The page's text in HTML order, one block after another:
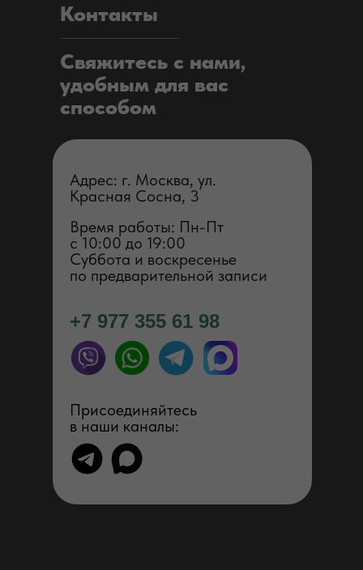
Контакты
Свяжитесь с нами,
удобным для вас
способом
Адрес: г. Москва, ул.
Красная Сосна, 3
+7 977 355 61 98
Время работы: Пн-Пт
с 1 0:00 до 19:00
Суббота и воскресенье
по предварительной записи
Присоединяйтесь
в наши каналы: